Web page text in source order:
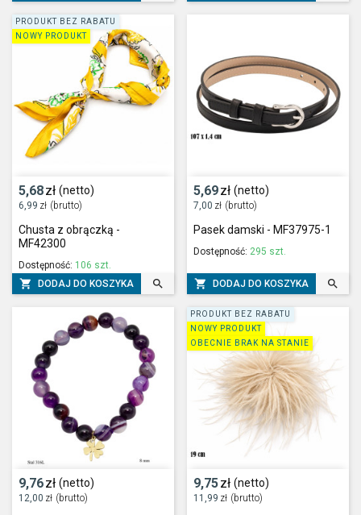
5,68zł (netto)
6,99 zł (brutto)
Chusta z obrączką -
MF42300
Dostępność: 106 szt.
 DODAJ DO KOSZYKA 
PRODUKT BEZ RABATU
NOWY PRODUKT
5,69zł (netto)
7,00 zł (brutto)
Pasek damski - MF37975-1
Dostępność: 295 szt.
 DODAJ DO KOSZYKA 
9,76zł (netto)
12,00 zł (brutto)
9,75zł (netto)
11,99 zł (brutto)
PRODUKT BEZ RABATU
NOWY PRODUKT
OBECNIE BRAK NA STANIE